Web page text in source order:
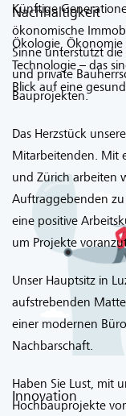
Nachhaltigkeit
Ökologie,
Technologie – das
Blick auf eine
Innovation
Künftige
ökonomische
Sinne unterstützt
und private
Bauprojekten.
Das Herzstück
Mitarbeitenden. Mit
und Zürich arbeiten
Auftraggebenden
eine positive
um Projekte
Unser Hauptsitz in
aufstrebenden
einer modernen
Nachbarschaft.
Haben Sie Lust, mit
Hochbauprojekte